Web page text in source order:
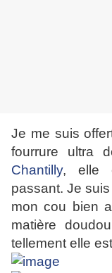
Je me suis
fourrure ultra
Chantilly, elle
passant. Je
mon cou bien
matière
tellement elle